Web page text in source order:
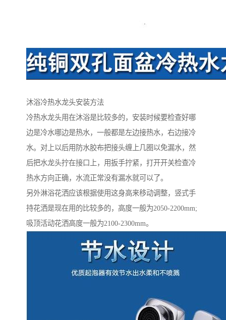
沐浴冷热水龙头安装方法
冷热水龙头用在沐浴是比较多的，安装时候要检查好哪
边是冷水哪边是热水，一般都是左边接热水，右边接冷
水。对上以后用防水胶布把接头缠上几圈以免漏水，然
后把水龙头拧在接口上，用扳手拧紧，打开开关检查冷
热水方向正确，水流正常没有漏水就可以了。
另外淋浴花洒应该根据使用这身高来移动调整，竖式手
持花洒是现在用的比较多的，高度一般为2050-2200mm;
吸顶活动花洒高度一般为2100-2300mm。